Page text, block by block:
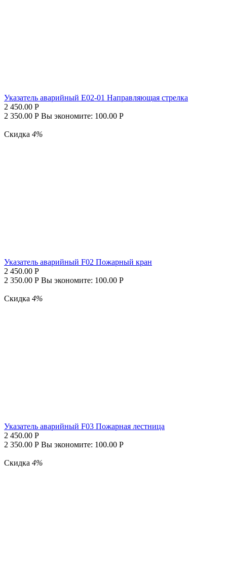
Указатель аварийный E02-01 Направляющая стрелка
2 450.00 Р
2 350.00 Р Вы экономите: 100.00 Р
Скидка 4%
Указатель аварийный F02 Пожарный кран
2 450.00 Р
2 350.00 Р Вы экономите: 100.00 Р
Скидка 4%
Указатель аварийный F03 Пожарная лестница
2 450.00 Р
2 350.00 Р Вы экономите: 100.00 Р
Скидка 4%